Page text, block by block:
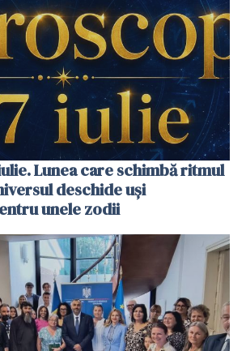
Lunea care schimbă ritmul
deschide uși
unele zodii